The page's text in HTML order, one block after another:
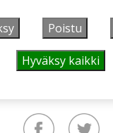
mainos päättyy
Poistu
Hyväksy kaikki